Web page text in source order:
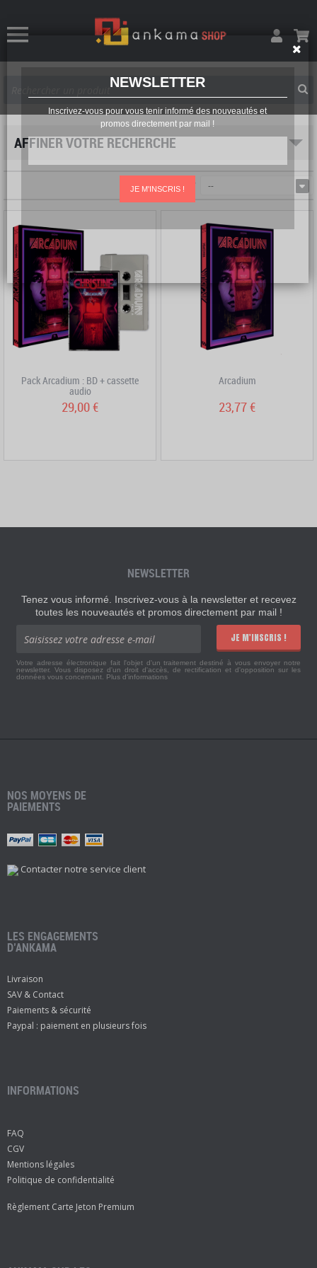
NEWSLETTER
Inscrivez-vous pour vous tenir informé des nouveautés et
promos directement par mail !
JE M'INSCRIS !
AFFINER VOTRE RECHERCHE
Trier par --
Pack Arcadium : BD + cassette
audio
29,00 €
Arcadium
23,77 €
NEWSLETTER
Tenez vous informé. Inscrivez-vous à la newsletter et recevez
toutes les nouveautés et promos directement par mail !
JE M'INSCRIS !
Votre adresse électronique fait l'objet d'un traitement destiné à vous envoyer notre
newsletter. Vous disposez d'un droit d'accès, de rectification et d'opposition sur les
données vous concernant. Plus d'informations
NOS MOYENS DE
PAIEMENTS
Contacter notre service client
LES ENGAGEMENTS
D’ANKAMA
Livraison
SAV & Contact
Paiements & sécurité
Paypal : paiement en plusieurs fois
INFORMATIONS
FAQ
CGV
Mentions légales
Politique de confidentialité
Règlement Carte Jeton Premium